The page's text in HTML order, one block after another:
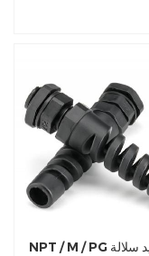
NPT / M / PG بوليامنيد سلالة